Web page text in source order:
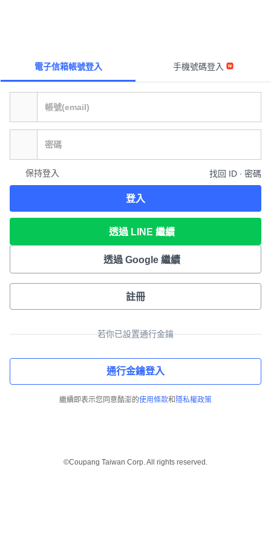
電子信箱帳號登入 手機號碼登入
保持登入 找回 ID ∙ 密碼
登入
透過 LINE 繼續
透過 Google 繼續
註冊
若你已設置通行金鑰
通行金鑰登入
繼續即表示您同意酷澎的使用條款和 隱私權政策
©Coupang Taiwan Corp. All rights reserved.